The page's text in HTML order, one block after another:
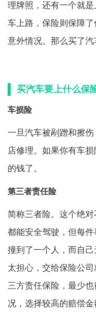
理牌照，还有一个就
车上路，保险则保障
意外情况。那么买了
买汽车要上什么保
车损险
一旦汽车被剐蹭和擦
店修理。如果你有车
的钱了。
第三者责任险
简称三者险。这个绝
都能安全驾驶，但每
撞到了一个人，而自
太担心，交给保险公
三方责任保险，最少
况，选择较高的赔偿金